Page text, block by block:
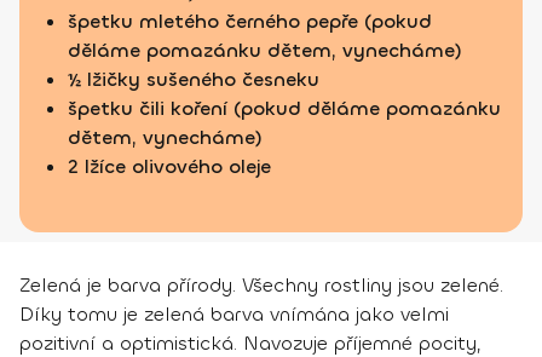
špetku mletého černého pepře (pokud
děláme pomazánku dětem, vynecháme)
½ lžičky sušeného česneku
špetku čili koření (pokud děláme pomazánku
dětem, vynecháme)
2 lžíce olivového oleje
Zelená je barva přírody. Všechny rostliny jsou zelené.
Díky tomu je zelená barva vnímána jako velmi
pozitivní a optimistická. Navozuje příjemné pocity,